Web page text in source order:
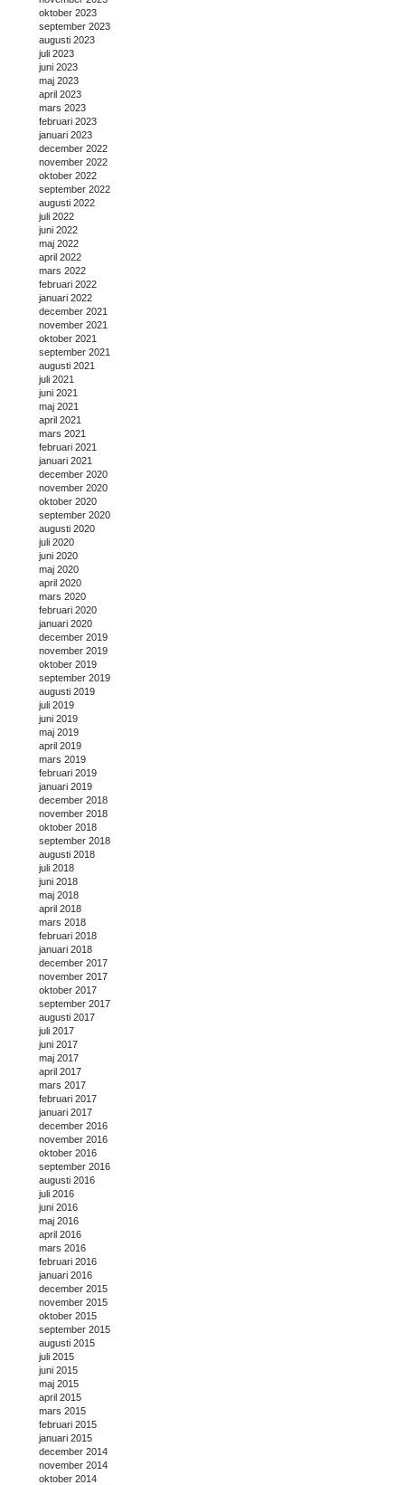
oktober 2023
september 2023
augusti 2023
juli 2023
juni 2023
maj 2023
april 2023
mars 2023
februari 2023
januari 2023
december 2022
november 2022
oktober 2022
september 2022
augusti 2022
juli 2022
juni 2022
maj 2022
april 2022
mars 2022
februari 2022
januari 2022
december 2021
november 2021
oktober 2021
september 2021
augusti 2021
juli 2021
juni 2021
maj 2021
april 2021
mars 2021
februari 2021
januari 2021
december 2020
november 2020
oktober 2020
september 2020
augusti 2020
juli 2020
juni 2020
maj 2020
april 2020
mars 2020
februari 2020
januari 2020
december 2019
november 2019
oktober 2019
september 2019
augusti 2019
juli 2019
juni 2019
maj 2019
april 2019
mars 2019
februari 2019
januari 2019
december 2018
november 2018
oktober 2018
september 2018
augusti 2018
juli 2018
juni 2018
maj 2018
april 2018
mars 2018
februari 2018
januari 2018
december 2017
november 2017
oktober 2017
september 2017
augusti 2017
juli 2017
juni 2017
maj 2017
april 2017
mars 2017
februari 2017
januari 2017
december 2016
november 2016
oktober 2016
september 2016
augusti 2016
juli 2016
juni 2016
maj 2016
april 2016
mars 2016
februari 2016
januari 2016
december 2015
november 2015
oktober 2015
september 2015
augusti 2015
juli 2015
juni 2015
maj 2015
april 2015
mars 2015
februari 2015
januari 2015
december 2014
november 2014
oktober 2014